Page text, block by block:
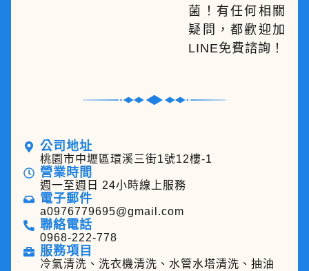
菌！有任何相關
疑問，都歡迎加
LINE免費諮詢！
公司地址
桃園市中壢區環溪三街1號12樓-1
營業時間
週一至週日 24小時線上服務
電子郵件
a0976779695@gmail.com
聯絡電話
0968-222-778
服務項目
冷氣清洗、洗衣機清洗、水管水塔清洗、抽油